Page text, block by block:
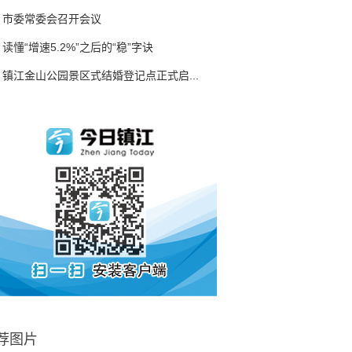
市委常委会召开会议
读懂“增速5.2%”之后的“稳”字诀
镇江金山公园景区式结婚登记点正式启...
图片